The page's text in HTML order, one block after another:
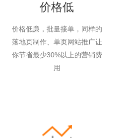
价格低
价格低廉，批量接单，同样的
落地页制作、单页网站推广让
你节省最少30%以上的营销费
用